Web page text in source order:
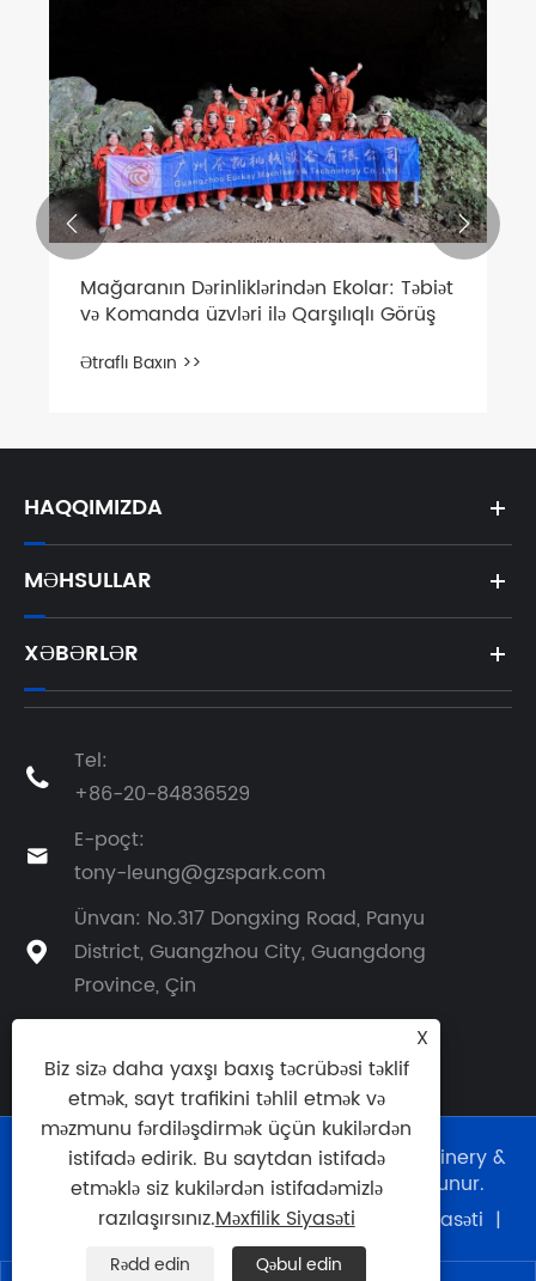
Mağaranın Dərinliklərindən Ekolar: Təbiət
və Komanda üzvləri ilə Qarşılıqlı Görüş
Ətraflı Baxın >>
 
HAQQIMIZDA
MƏHSULLAR
XƏBƏRLƏR

Tel:
+86-20-84836529

E-poçt:
tony-leung@gzspark.com

Ünvan: No.317 Dongxing Road, Panyu
District, Guangzhou City, Guangdong
Province, Çin
Copyright © 2024 Guangzhou Eurkay Machinery &
Technology Co., Ltd. Bütün hüquqlar qorunur.
Sitemap | RSS | XML | Məxfilik Siyasəti |
X
Biz sizə daha yaxşı baxış təcrübəsi təklif
etmək, sayt trafikini təhlil etmək və
məzmunu fərdiləşdirmək üçün kukilərdən
istifadə edirik. Bu saytdan istifadə
etməklə siz kukilərdən istifadəmizlə
razılaşırsınız.Məxfilik Siyasəti
Rədd edin Qəbul edin